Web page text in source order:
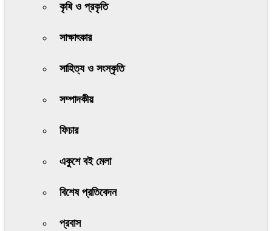
কৃষি ও প্রকৃতি
সাক্ষাৎকার
সাহিত্য ও সংস্কৃতি
সম্পাদকীয়
ফিচার
একুশে বই মেলা
বিশেষ প্রতিবেদন
প্রবাস